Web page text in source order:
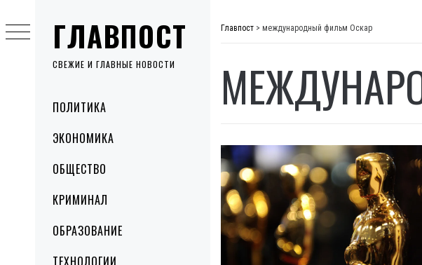
ГЛАВПОСТ
СВЕЖИЕ И ГЛАВНЫЕ НОВОСТИ
MenuПОЛИТИКА
ЭКОНОМИКА
ОБЩЕСТВО
КРИМИНАЛ
ОБРАЗОВАНИЕ
ТЕХНОЛОГИИ
to
content
Главпост > международный фильм Оскар